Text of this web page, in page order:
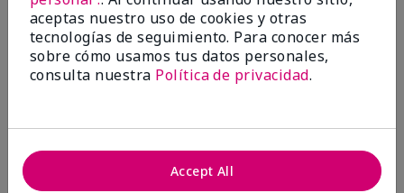
aceptas nuestro uso de cookies y otras
tecnologías de seguimiento. Para conocer más
sobre cómo usamos tus datos personales,
consulta nuestra Política de privacidad.
Accept All